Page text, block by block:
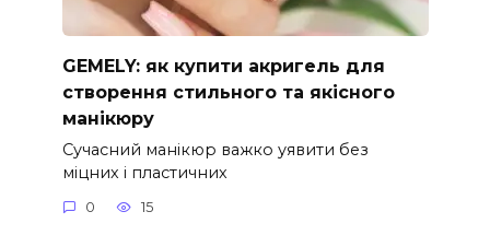
GEMELY: як купити акригель для
створення стильного та якісного
манікюру
Сучасний манікюр важко уявити без
міцних і пластичних
0 15